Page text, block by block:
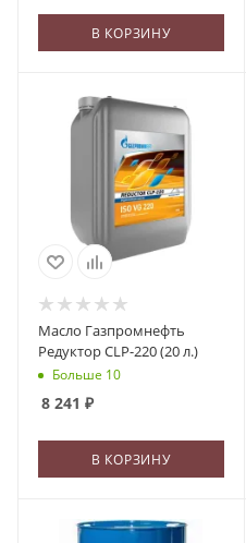
В КОРЗИНУ
Масло Газпромнефть
Редуктор CLP-220 (20 л.)
Больше 10
8 241 ₽
В КОРЗИНУ